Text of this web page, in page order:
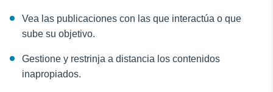
Vea las publicaciones con las que interactúa o que
sube su objetivo.
Gestione y restrinja a distancia los contenidos
inapropiados.